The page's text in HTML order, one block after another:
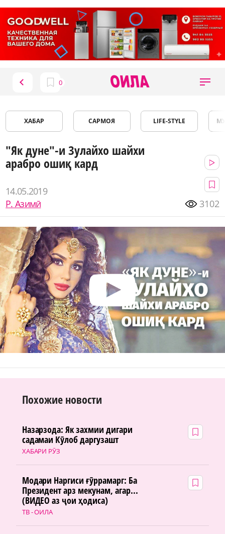
ХАБАР САРМОЯ LIFE-STYLE
"Як дуне"-и Зулайхо шайхи
арабро ошиқ кард
14.05.2019
Р. Азимӣ
3102
Похожие новости
ХАБАРИ РӮЗ
Назарзода: Як захмии дигари
садамаи Кӯлоб даргузашт
ТВ - ОИЛА
Модари Наргиси ғӯррамарг: Ба
Президент арз мекунам, агар...
(ВИДЕО аз ҷои ҳодиса)